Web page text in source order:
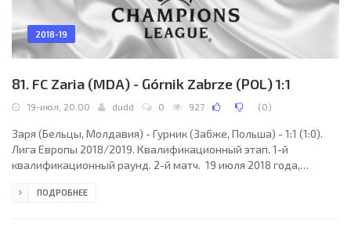
2018-19
81. FC Zaria (MDA) - Górnik Zabrze (POL) 1:1
19-июл, 20:00 dudd 0 927 (0)
Заря (Бельцы, Молдавия) - Гурник (Забже, Польша) - 1:1 (1:0).
Лига Европы 2018/2019. Квалификационный этап. 1-й
квалификационный раунд. 2-й матч. 19 июля 2018 года,
облачность. +27°C. Стадион Зимбру. 1300 зрителей (12 % при
ПОДРОБНЕЕ